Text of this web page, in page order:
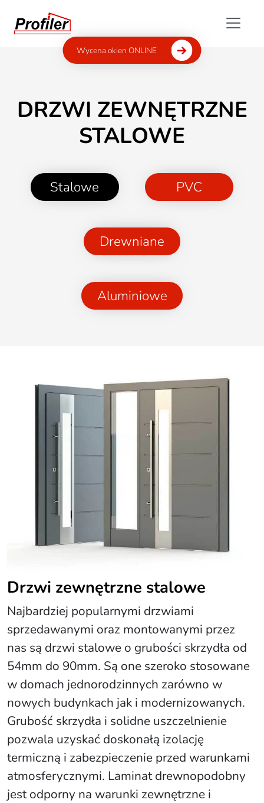
Wycena okien ONLINE
DRZWI ZEWNĘTRZNE
STALOWE
Stalowe PVC
Drewniane
Aluminiowe
Drzwi zewnętrzne stalowe
Najbardziej popularnymi drzwiami
sprzedawanymi oraz montowanymi przez
nas są drzwi stalowe o grubości skrzydła od
54mm do 90mm. Są one szeroko stosowane
w domach jednorodzinnych zarówno w
nowych budynkach jak i modernizowanych.
Grubość skrzydła i solidne uszczelnienie
pozwala uzyskać doskonałą izolację
termiczną i zabezpieczenie przed warunkami
atmosferycznymi. Laminat drewnopodobny
jest odporny na warunki zewnętrzne i